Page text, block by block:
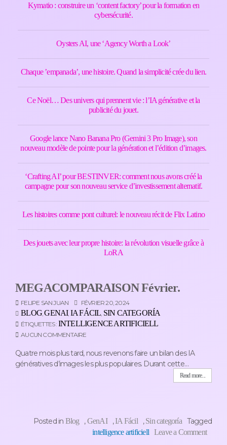
Kymatio : construire un ‘content factory’ pour la formation en
cybersécurité.
Oysters AI, une ‘Agency Worth a Look’
Chaque ’empanada’, une histoire. Quand la simplicité crée du lien.
Ce Noël… Des univers qui prennent vie : l’IA générative et la
publicité du jouet.
Google lance Nano Banana Pro (Gemini 3 Pro Image), son
nouveau modèle de pointe pour la génération et l’édition d’images.
‘Crafting AI’ pour BESTINVER: comment nous avons créé la
campagne pour son nouveau service d’investissement alternatif.
Les histoires comme pont culturel: le nouveau récit de Flix Latino
Des jouets avec leur propre histoire: la révolution visuelle grâce à
LoRA
MEGACOMPARAISON Février.
FELIPE SAN JUAN FÉVRIER 20, 2024
BLOG,GENAI, IA FÁCIL, SIN CATEGORÍA
ÉTIQUETTES : INTELLIGENCE ARTIFICIELL
AUCUN COMMENTAIRE
Quatre mois plus tard, nous revenons faire un bilan des IA
génératives d’images les plus populaires. Durant cette…
Read more...
Posted in Blog ,GenAI ,IA Fácil ,Sin categoría Tagged
intelligence artificiell Leave a Comment